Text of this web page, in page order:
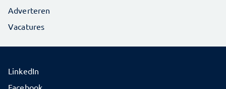
Adverteren
Vacatures
LinkedIn